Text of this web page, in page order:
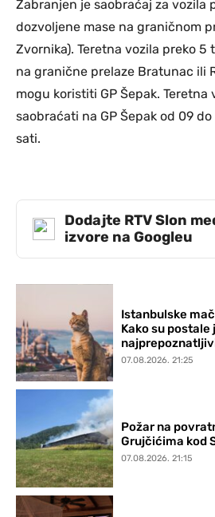
Zabranjen je saobraćaj za vozila
dozvoljene mase na graničnom
Zvornika). Teretna vozila preko 5
na granične prelaze Bratunac ili
mogu koristiti GP Šepak. Teretna
saobraćati na GP Šepak od 09
sati.
Dodajte RTV Slon
izvore na Googleu
Istanbulske
Kako su postale
07.08.2026. 21:25
Požar na
Grujčićima kod
07.08.2026. 21:15